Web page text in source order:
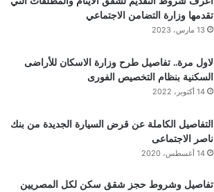
تقدمها وزارة التضامن الاجتماعي
13 مارس، 2023
لاول مرة.. تفاصيل طرح وزارة الاسكان للأراضى
السكنية بنظام التخصيص الفورى
14 أكتوبر، 2022
التفاصيل الكاملة عن قرض السيارة الجديدة من بنك
ناصر الاجتماعى
14 أغسطس، 2020
تفاصيل وشروط حجز شقق سكن لكل المصريين